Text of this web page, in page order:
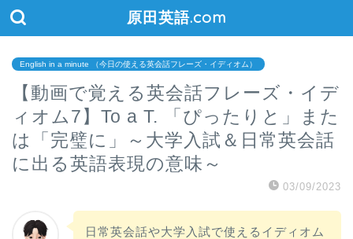
原田英語.com
English in a minute （今日の使える英会話フレーズ・イディオム）
【動画で覚える英会話フレーズ・イデ
ィオム7】To a T. 「ぴったりと」また
は「完璧に」～大学入試＆日常英会話
に出る英語表現の意味～
03/09/2023
日常英会話や大学入試で使えるイディオム